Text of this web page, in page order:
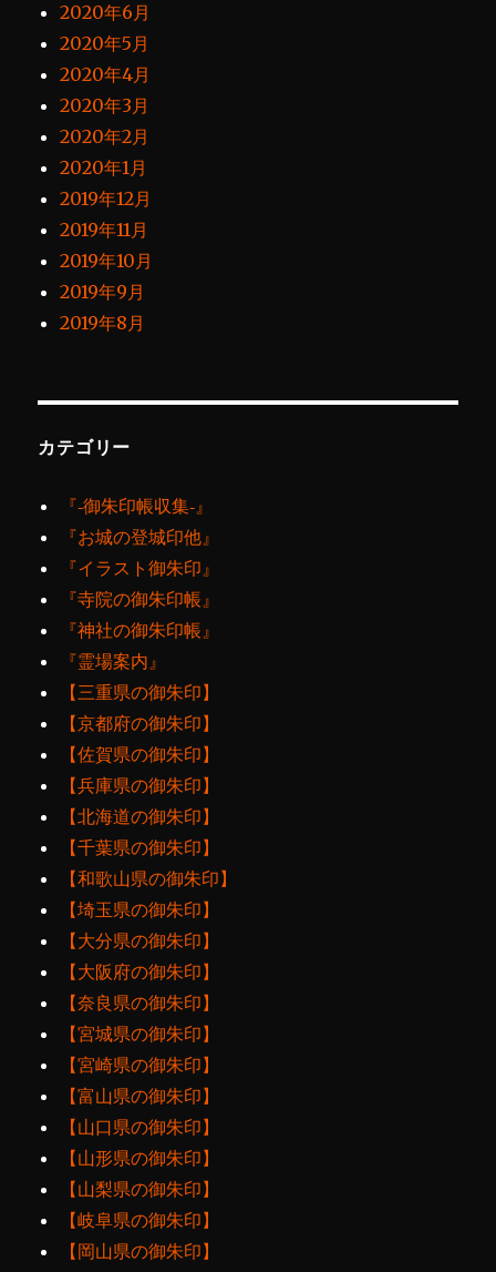
2020年6月
2020年5月
2020年4月
2020年3月
2020年2月
2020年1月
2019年12月
2019年11月
2019年10月
2019年9月
2019年8月
カテゴリー
『‐御朱印帳収集‐』
『お城の登城印他』
『イラスト御朱印』
『寺院の御朱印帳』
『神社の御朱印帳』
『霊場案内』
【三重県の御朱印】
【京都府の御朱印】
【佐賀県の御朱印】
【兵庫県の御朱印】
【北海道の御朱印】
【千葉県の御朱印】
【和歌山県の御朱印】
【埼玉県の御朱印】
【大分県の御朱印】
【大阪府の御朱印】
【奈良県の御朱印】
【宮城県の御朱印】
【宮崎県の御朱印】
【富山県の御朱印】
【山口県の御朱印】
【山形県の御朱印】
【山梨県の御朱印】
【岐阜県の御朱印】
【岡山県の御朱印】